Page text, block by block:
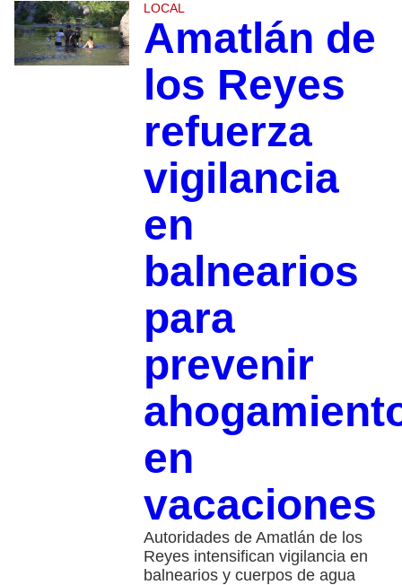
LOCAL
Amatlán de
los Reyes
refuerza
vigilancia
en
balnearios
para
prevenir
en
vacaciones
Autoridades de Amatlán de los
Reyes intensifican vigilancia en
balnearios y cuerpos de agua